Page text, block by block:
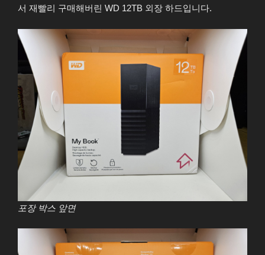
서 재빨리 구매해버린 WD 12TB 외장 하드입니다.
포장 박스 앞면